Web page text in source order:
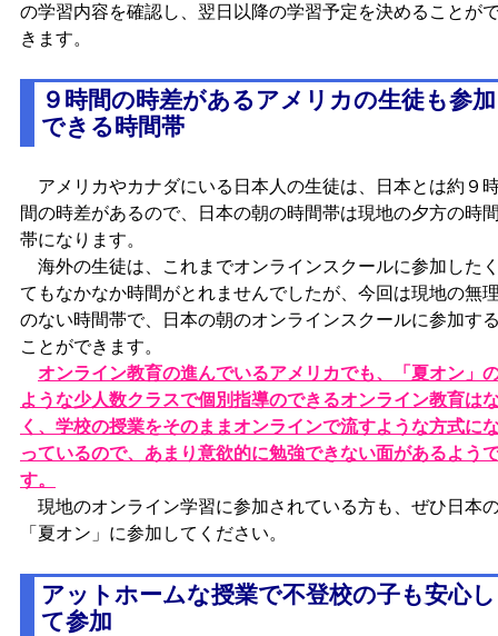
の学習内容を確認し、翌日以降の学習予定を決めることが
きます。
９時間の時差があるアメリカの生徒も参加
できる時間帯
アメリカやカナダにいる日本人の生徒は、日本とは約９
間の時差があるので、日本の朝の時間帯は現地の夕方の時
帯になります。
海外の生徒は、これまでオンラインスクールに参加した
てもなかなか時間がとれませんでしたが、今回は現地の無
のない時間帯で、日本の朝のオンラインスクールに参加す
ことができます。
オンライン教育の進んでいるアメリカでも、「夏オン」
ような少人数クラスで個別指導のできるオンライン教育は
く、学校の授業をそのままオンラインで流すような方式に
っているので、あまり意欲的に勉強できない面があるよう
す。
現地のオンライン学習に参加されている方も、ぜひ日本
「夏オン」に参加してください。
アットホームな授業で不登校の子も安心し
て参加